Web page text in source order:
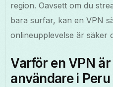
region. Oavsett om du
bara surfar, kan en VPN
onlineupplevelse är säker
Varför en VPN
användare i Peru